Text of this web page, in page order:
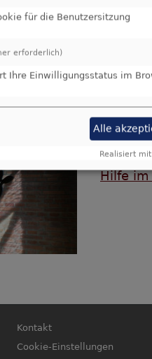
Hilfe im
Fußbereichsmenü
Kontakt
Cookie-Einstellungen
für die Benutzersitzung
erforderlich)
Ihre Einwilligungsstatus im
Alle
Realisiert